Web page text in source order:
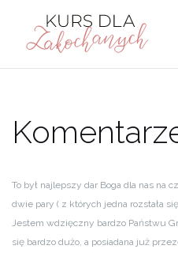
treści
To był najlepszy dar Boga dla nas na
dwie pary ( z których jedna rozstała
Jestem wdzięczny bardzo Państwu
się bardzo dużo, a posiadana już